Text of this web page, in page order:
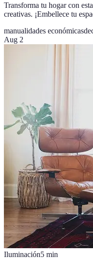
Transforma tu hogar con
creativas. ¡Embellece tu
manualidades económicas
Aug 2
Iluminación5 min